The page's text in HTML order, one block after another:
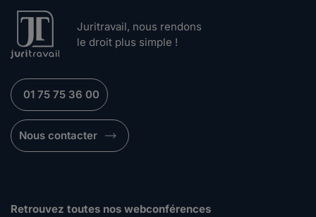
Juritravail, nous rendons
le droit plus simple !
01 75 75 36 00
Nous contacter
Retrouvez toutes nos webconférences